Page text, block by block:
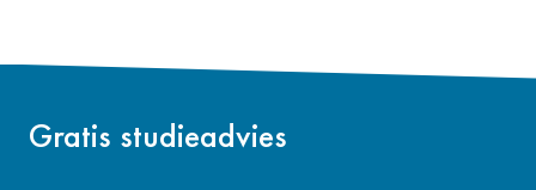
Gratis studieadvies